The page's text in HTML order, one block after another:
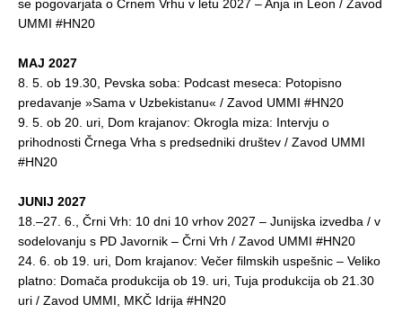
se pogovarjata o Črnem Vrhu v letu 2027 – Anja in Leon / Zavod
UMMI #HN20
MAJ 2027
8. 5. ob 19.30, Pevska soba: Podcast meseca: Potopisno
predavanje »Sama v Uzbekistanu« / Zavod UMMI #HN20
9. 5. ob 20. uri, Dom krajanov: Okrogla miza: Intervju o
prihodnosti Črnega Vrha s predsedniki društev / Zavod UMMI
#HN20
JUNIJ 2027
18.–27. 6., Črni Vrh: 10 dni 10 vrhov 2027 – Junijska izvedba / v
sodelovanju s PD Javornik – Črni Vrh / Zavod UMMI #HN20
24. 6. ob 19. uri, Dom krajanov: Večer filmskih uspešnic – Veliko
platno: Domača produkcija ob 19. uri, Tuja produkcija ob 21.30
uri / Zavod UMMI, MKČ Idrija #HN20